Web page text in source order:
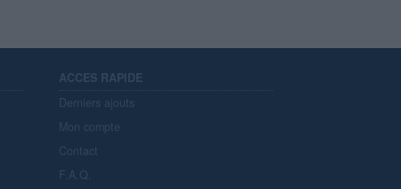
ACCES RAPIDE
Derniers ajouts
Mon compte
Contact
F.A.Q.